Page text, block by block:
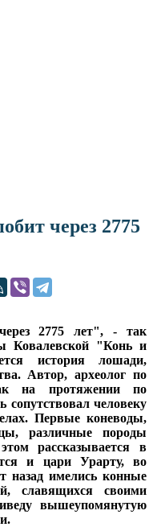
через 2775
2775 лет", - так
Ковалевской "Конь и
история лошади,
Автор, археолог по
на протяжении по
человеку
Первые коневоды,
различные породы
рассказывается в
и цари Урарту, во
назад имелись конные
славящихся своими
вышеупомянутую